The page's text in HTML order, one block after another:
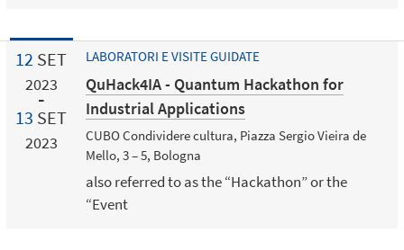
12 SET
2023
13 SET
2023
LABORATORI E VISITE GUIDATE
QuHack4IA - Quantum Hackathon for
Industrial Applications
CUBO Condividere cultura, Piazza Sergio Vieira de
Mello, 3 – 5, Bologna
also referred to as the “Hackathon” or the
“Event